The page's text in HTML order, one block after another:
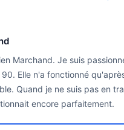
Marchand. Je suis
Elle n'a fonctionné
Quand je ne suis pas en
encore parfaitement.